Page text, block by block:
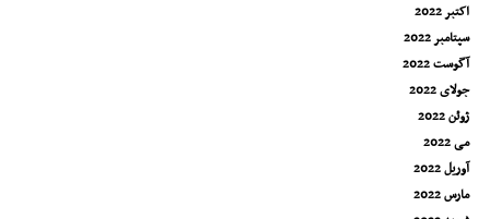
اکتبر 2022
سپتامبر 2022
آگوست 2022
جولای 2022
ژوئن 2022
می 2022
آوریل 2022
مارس 2022